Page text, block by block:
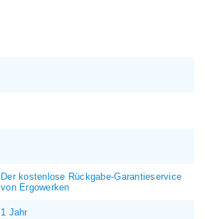
Der kostenlose Rückgabe-Garantieservice
von Ergowerken
1 Jahr